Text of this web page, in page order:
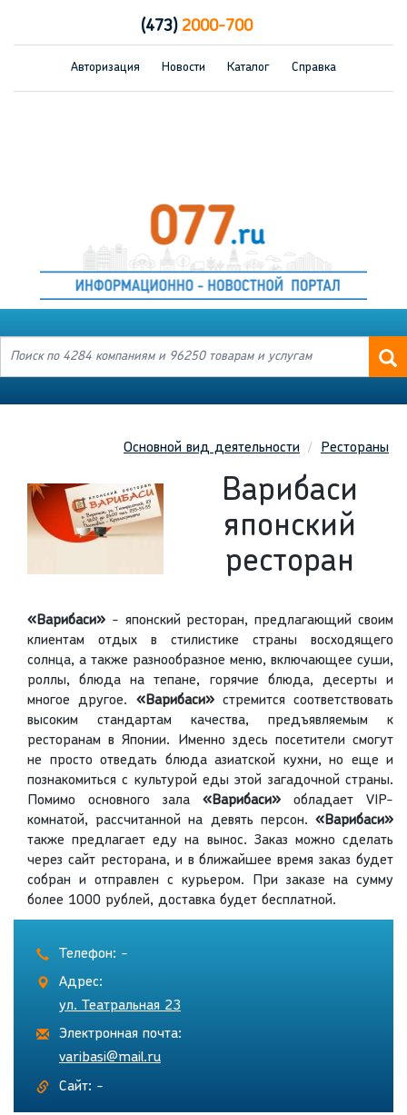
(473)2000-700
Авторизация Новости Каталог Справка
Основной вид деятельности Рестораны
Варибаси
японский
ресторан
«Варибаси» - японский ресторан, предлагающий своим
клиентам отдых в стилистике страны восходящего
солнца, а также разнообразное меню, включающее суши,
роллы, блюда на тепане, горячие блюда, десерты и
многое другое. «Варибаси»стремится соответствовать
высоким стандартам качества, предъявляемым к
ресторанам в Японии. Именно здесь посетители смогут
не просто отведать блюда азиатской кухни, но еще и
познакомиться с культурой еды этой загадочной страны.
Помимо основного зала «Варибаси» обладает VIP-
комнатой, рассчитанной на девять персон. «Варибаси»
также предлагает еду на вынос. Заказ можно сделать
через сайт ресторана, и в ближайшее время заказ будет
собран и отправлен с курьером. При заказе на сумму
более 1000 рублей, доставка будет бесплатной.
Телефон: -
Адрес:
ул. Театральная 23
Электронная почта:
varibasi@mail.ru
Сайт: -